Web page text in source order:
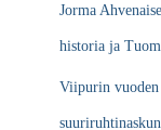
Jorma
historia ja
Viipurin vuoden